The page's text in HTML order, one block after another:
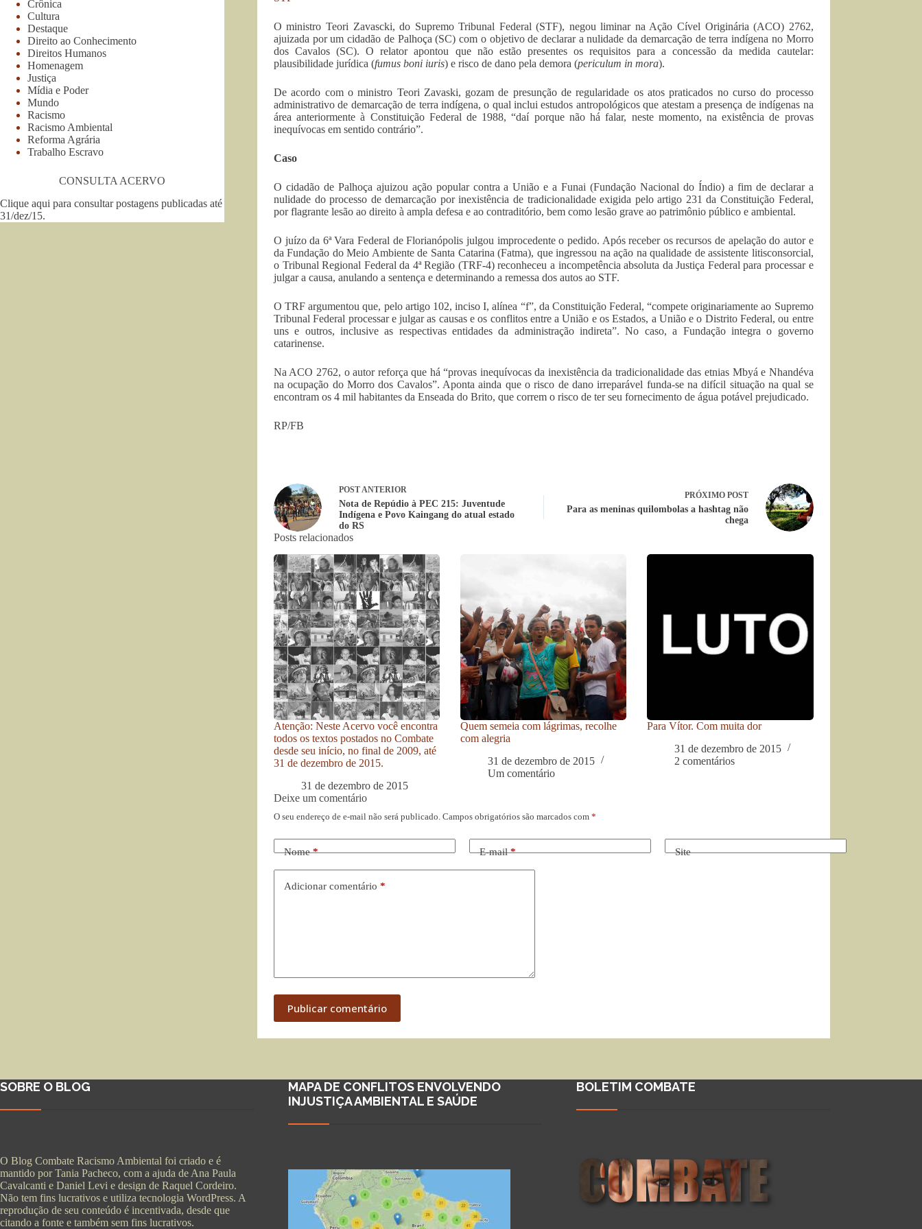
O ministro Teori Zavascki, do Supremo Tribunal Federal (STF), negou liminar na Ação Cível Originária (ACO) 2762,
ajuizada por um cidadão de Palhoça (SC) com o objetivo de declarar a nulidade da demarcação de terra indígena no Morro
dos Cavalos (SC). O relator apontou que não estão presentes os requisitos para a concessão da medida cautelar:
plausibilidade jurídica (fumus boni iuris) e risco de dano pela demora (periculum in mora).
De acordo com o ministro Teori Zavaski, gozam de presunção de regularidade os atos praticados no curso do processo
administrativo de demarcação de terra indígena, o qual inclui estudos antropológicos que atestam a presença de indígenas na
área anteriormente à Constituição Federal de 1988, “daí porque não há falar, neste momento, na existência de provas
inequívocas em sentido contrário”.
Caso
O cidadão de Palhoça ajuizou ação popular contra a União e a Funai (Fundação Nacional do Índio) a fim de declarar a
nulidade do processo de demarcação por inexistência de tradicionalidade exigida pelo artigo 231 da Constituição Federal,
por flagrante lesão ao direito à ampla defesa e ao contraditório, bem como lesão grave ao patrimônio público e ambiental.
O juízo da 6ª Vara Federal de Florianópolis julgou improcedente o pedido. Após receber os recursos de apelação do autor e
da Fundação do Meio Ambiente de Santa Catarina (Fatma), que ingressou na ação na qualidade de assistente litisconsorcial,
o Tribunal Regional Federal da 4ª Região (TRF-4) reconheceu a incompetência absoluta da Justiça Federal para processar e
julgar a causa, anulando a sentença e determinando a remessa dos autos ao STF.
O TRF argumentou que, pelo artigo 102, inciso I, alínea “f”, da Constituição Federal, “compete originariamente ao Supremo
Tribunal Federal processar e julgar as causas e os conflitos entre a União e os Estados, a União e o Distrito Federal, ou entre
uns e outros, inclusive as respectivas entidades da administração indireta”. No caso, a Fundação integra o governo
catarinense.
Na ACO 2762, o autor reforça que há “provas inequívocas da inexistência da tradicionalidade das etnias Mbyá e Nhandéva
na ocupação do Morro dos Cavalos”. Aponta ainda que o risco de dano irreparável funda-se na difícil situação na qual se
encontram os 4 mil habitantes da Enseada do Brito, que correm o risco de ter seu fornecimento de água potável prejudicado.
RP/FB
POSTANTERIOR
Nota de Repúdio à PEC 215: Juventude
Indígena e Povo Kaingang do atual estado
do RS
PRÓXIMO POST
Para as meninas quilombolas a hashtag não
chega
Posts relacionados
Atenção: Neste Acervo você encontra
todos os textos postados no Combate
desde seu início, no final de 2009, até
31 de dezembro de 2015.
31 de dezembro de 2015
Quem semeia com lágrimas, recolhe
com alegria
31 de dezembro de 2015
Um comentário
Para Vítor. Com muita dor
31 de dezembro de 2015
2 comentários
Deixe um comentário
O seu endereço de e-mail não será publicado. Campos obrigatórios são marcados com *
Nome* E-mail* Site
Adicionar comentário *
Publicar comentário
Crônica
Cultura
Destaque
Direito ao Conhecimento
Direitos Humanos
Homenagem
Justiça
Mídia e Poder
Mundo
Racismo
Racismo Ambiental
Reforma Agrária
Trabalho Escravo
CONSULTA ACERVO
Clique aqui para consultar postagens publicadas até
31/dez/15.
SOBRE O BLOG
O Blog Combate Racismo Ambiental foi criado e é
mantido por Tania Pacheco, com a ajuda de Ana Paula
Cavalcanti e Daniel Levi e design de Raquel Cordeiro.
Não tem fins lucrativos e utiliza tecnologia WordPress. A
reprodução de seu conteúdo é incentivada, desde que
citando a fonte e também sem fins lucrativos.
MAPA DE CONFLITOS ENVOLVENDO
INJUSTIÇA AMBIENTAL E SAÚDE
BOLETIM COMBATE